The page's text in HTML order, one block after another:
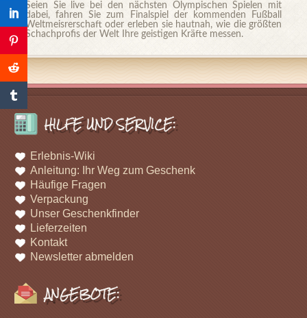
Seien Sie live bei den nächsten Olympischen Spielen mit
dabei, fahren Sie zum Finalspiel der kommenden Fußball
Weltmeisrerschaft oder erleben sie hautnah, wie die größten
Schachprofis der Welt Ihre geistigen Kräfte messen.
HILFE UND SERVICE:
Erlebnis-Wiki
Anleitung: Ihr Weg zum Geschenk
Häufige Fragen
Verpackung
Unser Geschenkfinder
Lieferzeiten
Kontakt
Newsletter abmelden
ANGEBOTE: